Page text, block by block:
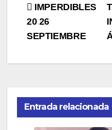
de
IMPERDIBLES
20 26
SEPTIEMBRE
Entrada relacionada